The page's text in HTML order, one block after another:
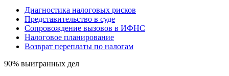
Диагностика налоговых рисков
Представительство в суде
Сопровождение вызовов в ИФНС
Налоговое планирование
Возврат переплаты по налогам
90% выигранных дел